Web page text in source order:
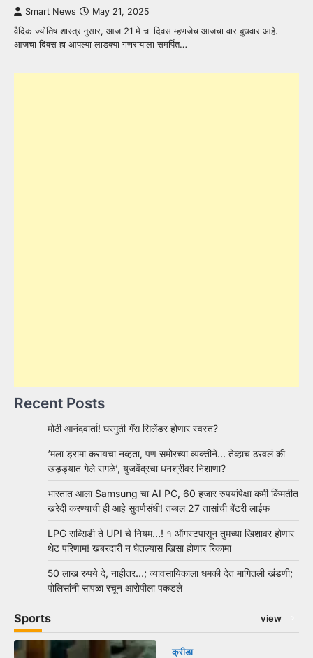
Smart News May 21, 2025
वैदिक ज्योतिष शास्त्रानुसार, आज 21 मे चा दिवस म्हणजेच आजचा वार बुधवार आहे.
आजचा दिवस हा आपल्या लाडक्या गणरायाला समर्पित…
Recent Posts
मोठी आनंदवार्ता! घरगुती गॅस सिलेंडर होणार स्वस्त?
‘मला ड्रामा करायचा नव्हता, पण समोरच्या व्यक्तीने… तेव्हाच ठरवलं की
खड्ड्यात गेले सगळे’, युजवेंद्रचा धनश्रीवर निशाणा?
भारतात आला Samsung चा AI PC, 60 हजार रुपयांपेक्षा कमी किंमतीत
खरेदी करण्याची ही आहे सुवर्णसंधी! तब्बल 27 तासांची बॅटरी लाईफ
LPG सब्सिडी ते UPI चे नियम…! १ ऑगस्टपासून तुमच्या खिशावर होणार
थेट परिणाम! खबरदारी न घेतल्यास खिसा होणार रिकामा
50 लाख रुपये दे, नाहीतर…; व्यावसायिकाला धमकी देत मागितली खंडणी;
पोलिसांनी सापळा रचून आरोपीला पकडले
Sports view
क्रीडा